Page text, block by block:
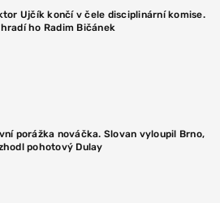
Ujčík končí v čele disciplinární komise.
ho Radim Bičánek
porážka nováčka. Slovan vyloupil Brno,
pohotový Dulay